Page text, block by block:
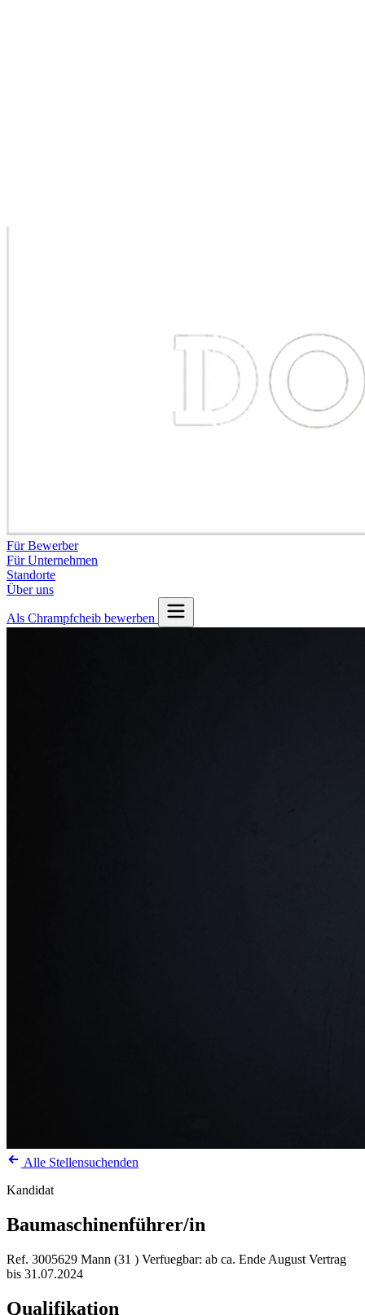
Für Bewerber
Für Unternehmen
Standorte
Über uns
Als Chrampfcheib bewerben
Alle Stellensuchenden
Kandidat
Baumaschinenführer/in
Ref. 3005629 Mann (31 ) Verfuegbar: ab ca. Ende August Vertrag
bis 31.07.2024
Qualifikation